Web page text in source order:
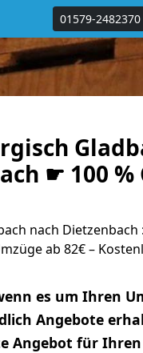
01579-2482370
☛ 100 %
nach Dietzenbach
ab 82€ –
es um Ihren
Angebote
Angebot für